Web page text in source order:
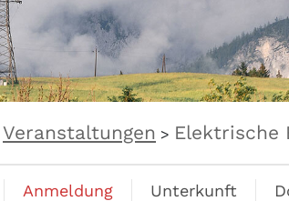
Veranstaltungen > Elektrische
Anmeldung Unterkunft